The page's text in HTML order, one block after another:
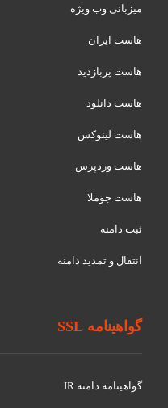
میزبانی وب ویژه
هاست ایران
هاست پربازدید
هاست دانلود
هاست لینوکس
هاست وردپرس
هاست جوملا
ثبت دامنه
انتقال و تمدید دامنه
گواهینامه SSL
گواهينامه دامنه IR